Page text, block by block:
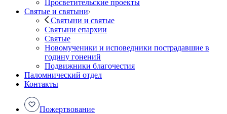
Просветительские проекты
Святые и святыни
Святыни и святые
Святыни епархии
Святые
Новомученики и исповедники пострадавшие в
годину гонений
Подвижники благочестия
Паломнический отдел
Контакты
Пожертвование